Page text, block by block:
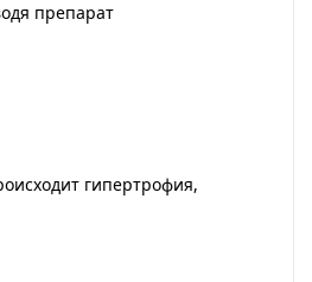
препарат
гипертрофия,